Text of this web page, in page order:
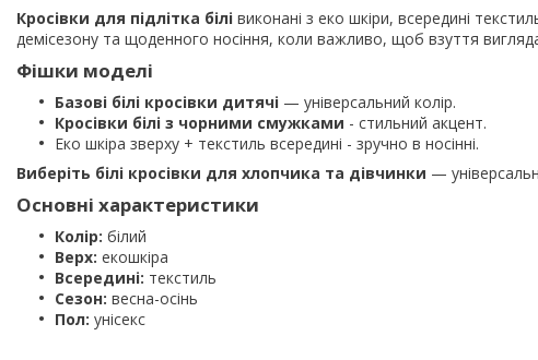
Кросівки для підлітка білі виконані з еко шкіри, всередині
демісезону та щоденного носіння, коли важливо, щоб взуття
Фішки моделі
Базові білі кросівки дитячі — універсальний колір.
Кросівки білі з чорними смужками - стильний акцент.
Еко шкіра зверху + текстиль всередині - зручно в носінні.
Виберіть білі кросівки для хлопчика та дівчинки —
Основні характеристики
Колір: білий
Верх: екошкіра
Всередині: текстиль
Сезон: весна-осінь
Пол: унісекс